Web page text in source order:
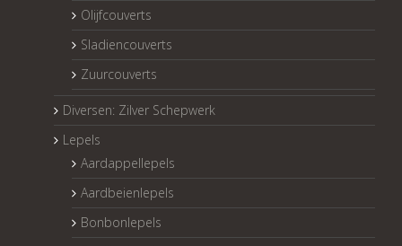
Olijfcouverts
Sladiencouverts
Zuurcouverts
Diversen: Zilver Schepwerk
Lepels
Aardappellepels
Aardbeienlepels
Bonbonlepels